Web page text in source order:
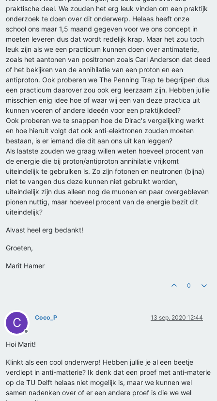
praktische deel. We zouden het erg leuk vinden om een praktijk
onderzoek te doen over dit onderwerp. Helaas heeft onze
school ons maar 1,5 maand gegeven voor we ons concept in
moeten leveren dus dat wordt redelijk krap. Maar het zou toch
leuk zijn als we een practicum kunnen doen over antimaterie,
zoals het aantonen van positronen zoals Carl Anderson dat deed
of het bekijken van de annihilatie van een proton en een
antiproton. Ook proberen we The Penning Trap te begrijpen dus
een practicum daarover zou ook erg leerzaam zijn. Hebben jullie
misschien enig idee hoe of waar wij een van deze practica uit
kunnen voeren of andere ideeën voor een praktijkdeel?
Ook proberen we te snappen hoe de Dirac's vergelijking werkt
en hoe hieruit volgt dat ook anti-elektronen zouden moeten
bestaan, is er iemand die dit aan ons uit kan leggen?
Als laatste zouden we graag willen weten hoeveel procent van
de energie die bij proton/antiproton annihilatie vrijkomt
uiteindelijk te gebruiken is. Zo zijn fotonen en neutronen (bijna)
niet te vangen dus deze kunnen niet gebruikt worden,
uiteindelijk zijn dus alleen nog de muonen en paar overgebleven
pionen nuttig, maar hoeveel procent van de energie bezit dit
uiteindelijk?
Alvast heel erg bedankt!
Groeten,
Marit Hamer
0
C
Offline
Coco_P 13 sep. 2020 12:44
Hoi Marit!
Klinkt als een cool onderwerp! Hebben jullie je al een beetje
verdiept in anti-matterie? Ik denk dat een proef met anti-materie
op de TU Delft helaas niet mogelijk is, maar we kunnen wel
samen nadenken over of er een andere proef is die we wel